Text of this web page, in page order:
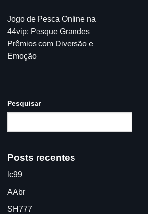
Jogo de Pesca Online na
44vip: Pesque Grandes
Prêmios com Diversão e
Emoção
Pesquisar
Posts recentes
lc99
AAbr
SH777